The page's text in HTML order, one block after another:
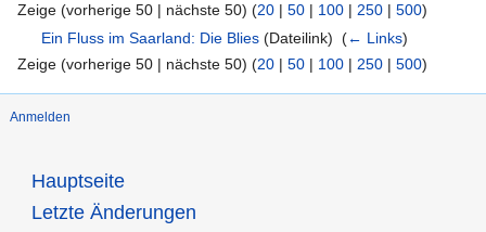
Zeige (vorherige 50 | nächste 50) (20 | 50 | 100 | 250 | 500)
Ein Fluss im Saarland: Die Blies (Dateilink) ‎(← Links)
Zeige (vorherige 50 | nächste 50) (20 | 50 | 100 | 250 | 500)
Anmelden
Hauptseite
Letzte Änderungen